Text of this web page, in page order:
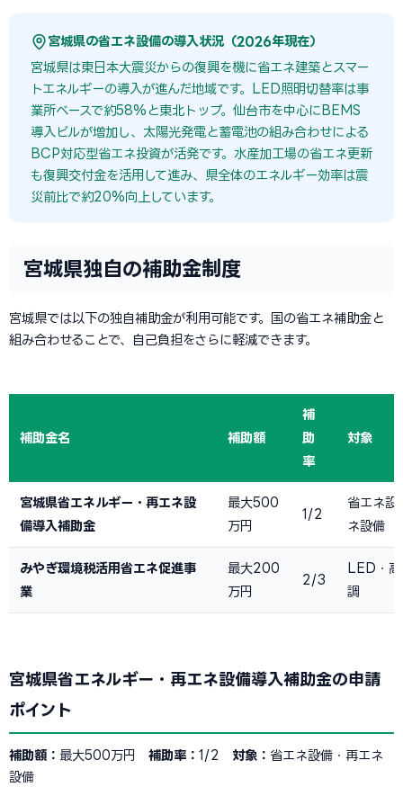
宮城県の省エネ設備の導入状況（2026年現在）
宮城県は東日本大震災からの復興を機に省エネ建築とスマー
トエネルギーの導入が進んだ地域です。LED照明切替率は事
業所ベースで約58%と東北トップ。仙台市を中心にBEMS
導入ビルが増加し、太陽光発電と蓄電池の組み合わせによる
BCP対応型省エネ投資が活発です。水産加工場の省エネ更新
も復興交付金を活用して進み、県全体のエネルギー効率は震
災前比で約20%向上しています。
宮城県独自の補助金制度
宮城県では以下の独自補助金が利用可能です。国の省エネ補助金と
組み合わせることで、自己負担をさらに軽減できます。
補助金名 補助額
補
助
率
対象
宮城県省エネルギー・再エネ設
備導入補助金
最大500
万円
1/2
省エネ設
ネ設備
みやぎ環境税活用省エネ促進事
業
最大200
万円
2/3
LED・
調
宮城県省エネルギー・再エネ設備導入補助金の申請
ポイント
補助額： 最大500万円 補助率： 1/2 対象： 省エネ設備・再エネ
設備